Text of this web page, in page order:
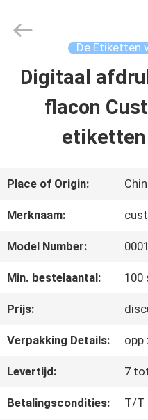
HUIS
PRODUCTEN
ONGEVEER
ONS
(Xiamen)
De Etiketten
Digitaal
flacon
Place of Origin:
Merknaam:
Model Number: 0001
Min. bestelaantal: 100
Prijs:
Verpakking Details: opp
Levertijd: 7
Betalingscondities: T/T